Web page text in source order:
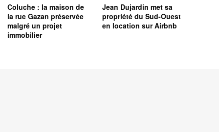
Coluche : la maison de
la rue Gazan préservée
malgré un projet
immobilier
Jean Dujardin met sa
propriété du Sud-Ouest
en location sur Airbnb